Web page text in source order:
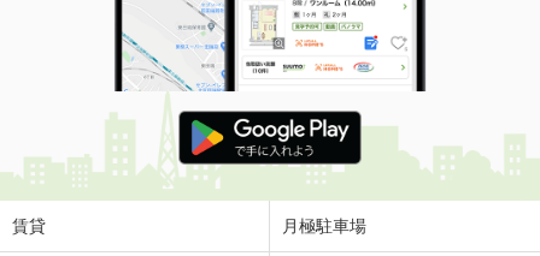
賃貸 月極駐車場